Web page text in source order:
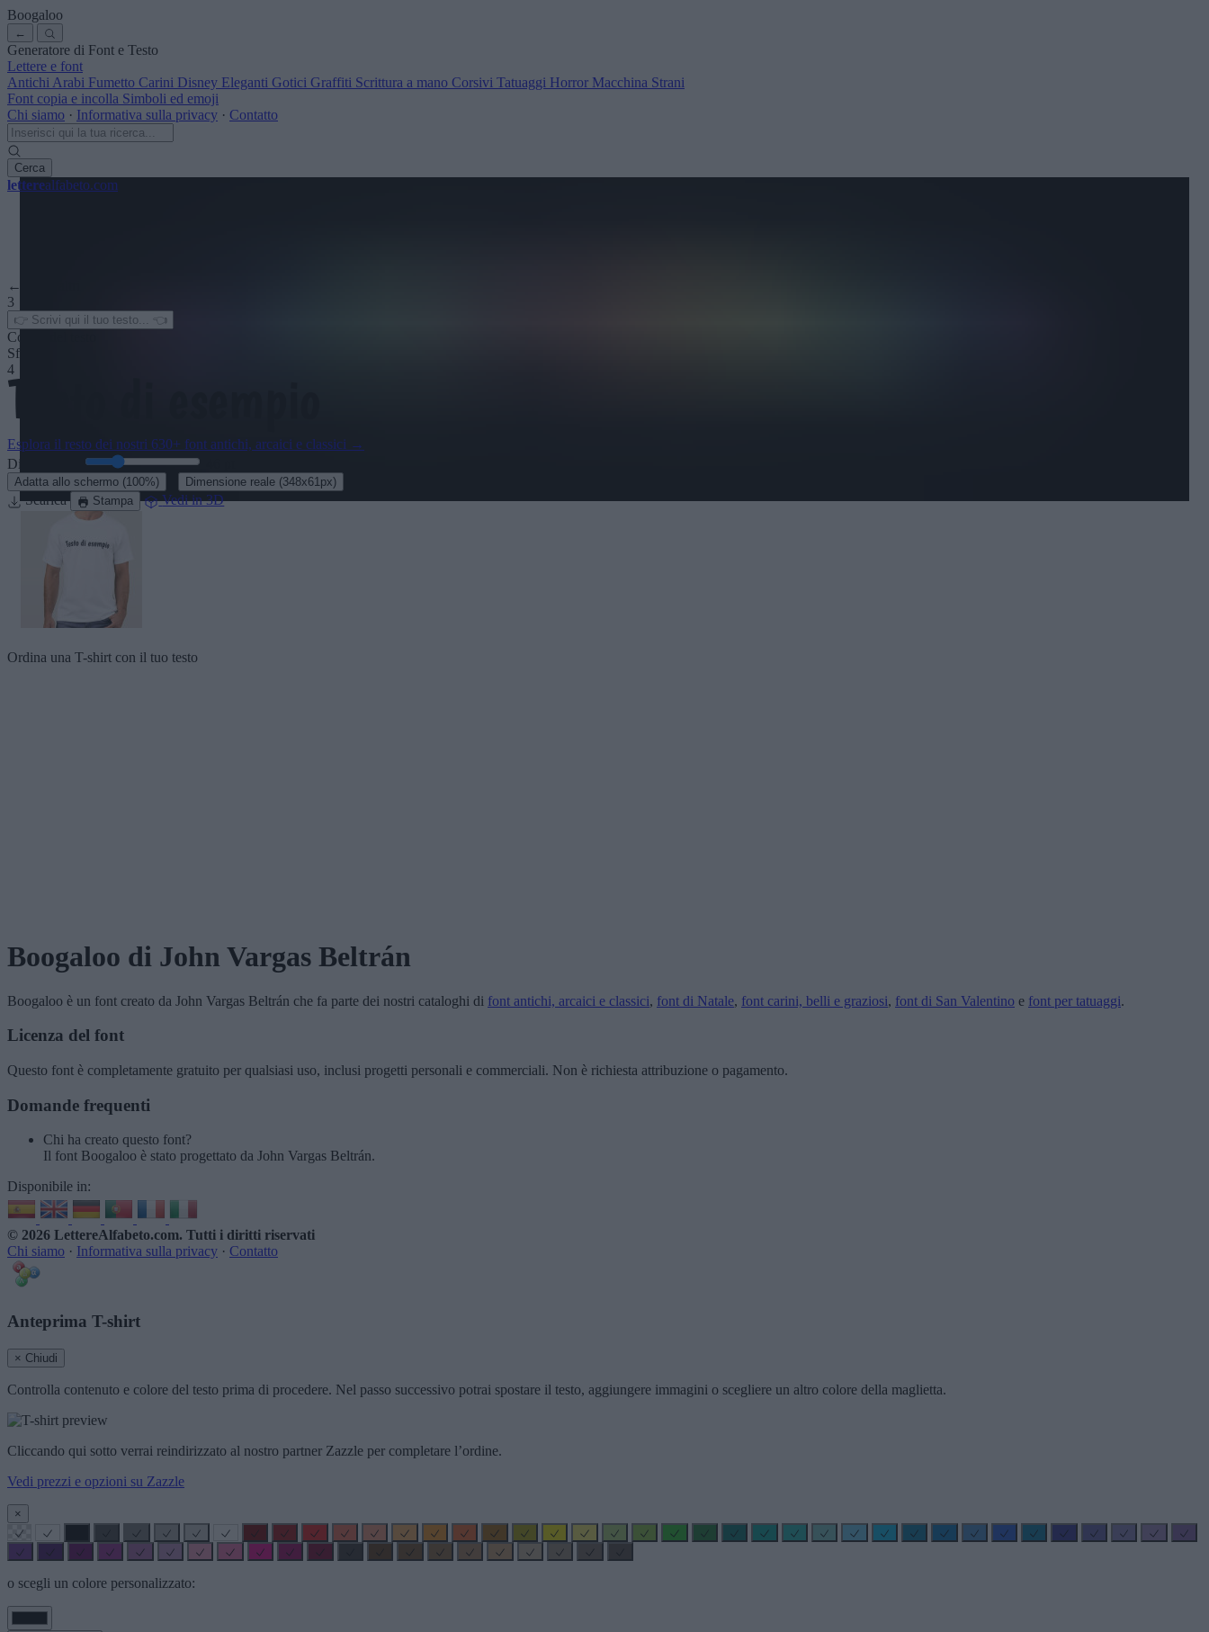
Boogaloo
←
Generatore di Font e Testo
Lettere e font
Antichi Arabi Fumetto Carini Disney Eleganti Gotici Graffiti Scrittura a mano Corsivi Tatuaggi Horror Macchina Strani
Font copia e incolla Simboli ed emoji
Chi siamo · Informativa sulla privacy · Contatto
Cerca
letterealfabeto.com
← Vedi altri
3
Colore del testo
Sfondo
4
Esplora il resto dei nostri 630+ font antichi, arcaici e classici →
Dimensione:
Adatta allo schermo (100%) Dimensione reale (348x61px)
Scarica Stampa Vedi in 3D
Ordina una T-shirt con il tuo testo
Boogaloo di John Vargas Beltrán
Boogaloo è un font creato da John Vargas Beltrán che fa parte dei nostri cataloghi di font antichi, arcaici e classici, font di Natale, font carini, belli e graziosi, font di San Valentino e font per tatuaggi.
Licenza del font
Questo font è completamente gratuito per qualsiasi uso, inclusi progetti personali e commerciali. Non è richiesta attribuzione o pagamento.
Domande frequenti
Chi ha creato questo font?
Il font Boogaloo è stato progettato da John Vargas Beltrán.
Disponibile in:
© 2026 LettereAlfabeto.com. Tutti i diritti riservati
Chi siamo · Informativa sulla privacy · Contatto
Anteprima T-shirt
× Chiudi
Controlla contenuto e colore del testo prima di procedere. Nel passo successivo potrai spostare il testo, aggiungere immagini o scegliere un altro colore della maglietta.
Cliccando qui sotto verrai reindirizzato al nostro partner Zazzle per completare l’ordine.
Vedi prezzi e opzioni su Zazzle
×
o scegli un colore personalizzato: